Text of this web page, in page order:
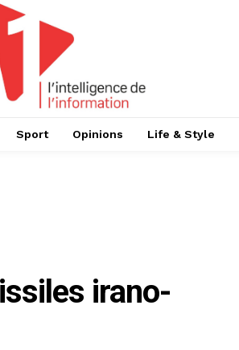
Sport Opinions Life & Style
irano-